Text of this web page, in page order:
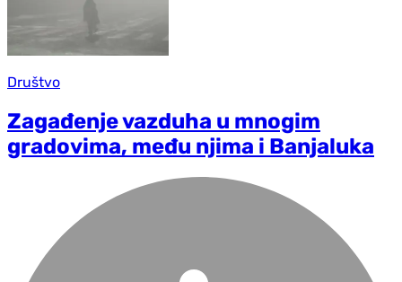
Društvo
Zagađenje vazduha u mnogim
gradovima, među njima i Banjaluka